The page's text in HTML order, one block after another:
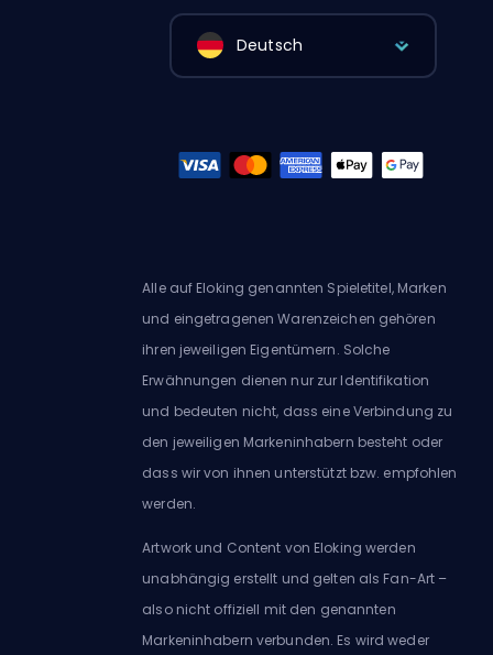
Deutsch
Alle auf Eloking genannten Spieletitel, Marken
und eingetragenen Warenzeichen gehören
ihren jeweiligen Eigentümern. Solche
Erwähnungen dienen nur zur Identifikation
und bedeuten nicht, dass eine Verbindung zu
den jeweiligen Markeninhabern besteht oder
dass wir von ihnen unterstützt bzw. empfohlen
werden.
Artwork und Content von Eloking werden
unabhängig erstellt und gelten als Fan-Art –
also nicht offiziell mit den genannten
Markeninhabern verbunden. Es wird weder